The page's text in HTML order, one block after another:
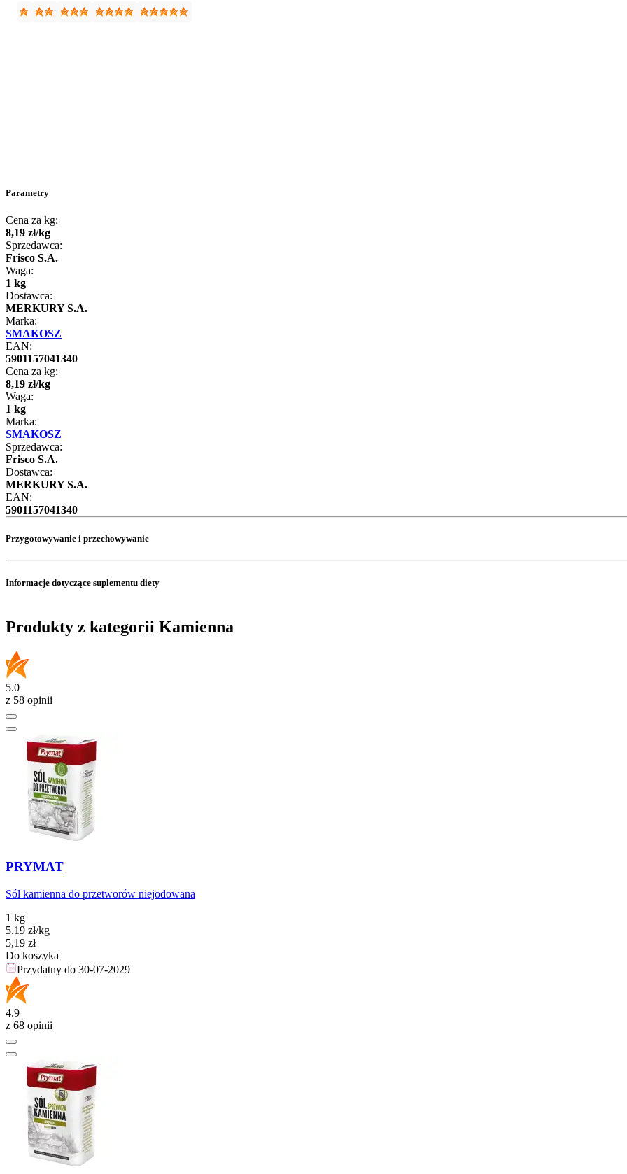
Parametry
Cena za kg:
8,19 zł/kg
Sprzedawca:
Frisco S.A.
Waga:
1 kg
Dostawca:
MERKURY S.A.
Marka:
SMAKOSZ
EAN:
5901157041340
Cena za kg:
8,19 zł/kg
Waga:
1 kg
Marka:
SMAKOSZ
Sprzedawca:
Frisco S.A.
Dostawca:
MERKURY S.A.
EAN:
5901157041340
Przygotowywanie i przechowywanie
Informacje dotyczące suplementu diety
Produkty z kategorii Kamienna
5.0
z 58 opinii
PRYMAT
Sól kamienna do przetworów niejodowana
1 kg
5,19 zł/kg
Cena
5,19 zł
Do koszyka
Przydatny do 30-07-2029
4.9
z 68 opinii